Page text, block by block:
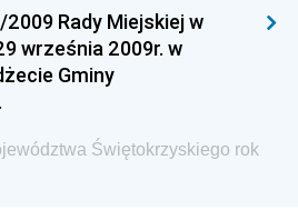
Kultury, Dziedzictwa
Rodziny i Polityki
Głównej Straży
Rady Miejskiej w
września 2009r. w
Gminy
Świętokrzyskiego rok